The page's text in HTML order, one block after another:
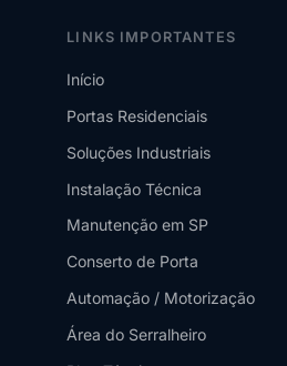
LINKS IMPORTANTES
Início
Portas Residenciais
Soluções Industriais
Instalação Técnica
Manutenção em SP
Conserto de Porta
Automação / Motorização
Área do Serralheiro